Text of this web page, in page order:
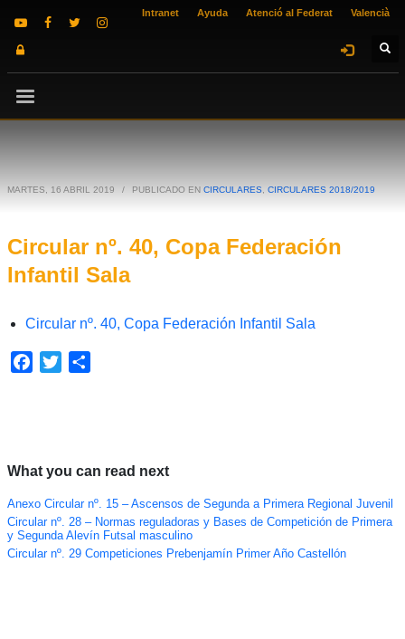
Intranet Ayuda Atenció al Federat Valencià
MARTES, 16 ABRIL 2019 / PUBLICADO EN CIRCULARES CIRCULARES 2018/2019
Circular nº. 40, Copa Federación
Infantil Sala
Circular nº. 40, Copa Federación Infantil Sala
Facebook
Twitter
What you can read next
Anexo Circular nº. 15 – Ascensos de Segunda a Primera Regional Juvenil
Circular nº. 28 – Normas reguladoras y Bases de Competición de Primera
y Segunda Alevín Futsal masculino
Circular nº. 29 Competiciones Prebenjamín Primer Año Castellón